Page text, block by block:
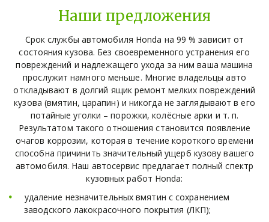
Наши предложения
Срок службы автомобиля Honda на 99 % зависит от
состояния кузова. Без своевременного устранения его
повреждений и надлежащего ухода за ним ваша машина
прослужит намного меньше. Многие владельцы авто
откладывают в долгий ящик ремонт мелких повреждений
кузова (вмятин, царапин) и никогда не заглядывают в его
потайные уголки – порожки, колёсные арки и т. п.
Результатом такого отношения становится появление
очагов коррозии, которая в течение короткого времени
способна причинить значительный ущерб кузову вашего
автомобиля. Наш автосервис предлагает полный спектр
кузовных работ Honda:
удаление незначительных вмятин с сохранением
заводского лакокрасочного покрытия (ЛКП);